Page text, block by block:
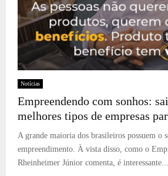
Notícias
Empreendendo com sonhos:
melhores tipos de empresas
A grande maioria dos brasileiros possuem o
empreendimento. À vista disso, como o
Rheinheimer Júnior comenta, é interessante...